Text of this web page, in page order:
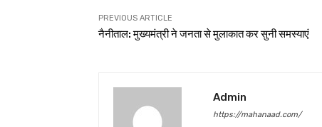
PREVIOUS ARTICLE
नैनीताल: मुख्यमंत्री ने जनता से मुलाकात कर सुनी समस्याएं
Admin
https://mahanaad.com/